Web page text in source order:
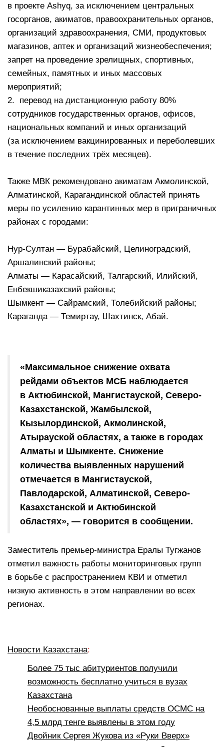
в проекте Ashyq, за исключением центральных
госорганов, акиматов, правоохранительных органов,
организаций здравоохранения, СМИ, продуктовых
магазинов, аптек и организаций жизнеобеспечения;
запрет на проведение зрелищных, спортивных,
семейных, памятных и иных массовых
мероприятий;
2. перевод на дистанционную работу 80%
сотрудников государственных органов, офисов,
национальных компаний и иных организаций
(за исключением вакцинированных и переболевших
в течение последних трёх месяцев).
Также МВК рекомендовано акиматам Акмолинской,
Алматинской, Карагандинской областей принять
меры по усилению карантинных мер в приграничных
районах с городами:
Нур-Султан — Бурабайский, Целиноградский,
Аршалинский районы;
Алматы — Карасайский, Талгарский, Илийский,
Енбекшиказахский районы;
Шымкент — Сайрамский, Толебийский районы;
Караганда — Темиртау, Шахтинск, Абай.
«Максимальное снижение охвата
рейдами объектов МСБ наблюдается
в Актюбинской, Мангистауской, Северо-
Казахстанской, Жамбылской,
Кызылординской, Акмолинской,
Атырауской областях, а также в городах
Алматы и Шымкенте. Снижение
количества выявленных нарушений
отмечается в Мангистауской,
Павлодарской, Алматинской, Северо-
Казахстанской и Актюбинской
областях», — говорится в сообщении.
Заместитель премьер-министра Ералы Тугжанов
отметил важность работы мониторинговых групп
в борьбе с распространением КВИ и отметил
низкую активность в этом направлении во всех
регионах.
Новости Казахстана:
Более 75 тыс абитуриентов получили
возможность бесплатно учиться в вузах
Казахстана
Необоснованные выплаты средств ОСМС на
4,5 млрд тенге выявлены в этом году
Двойник Сергея Жукова из «Руки Вверх»